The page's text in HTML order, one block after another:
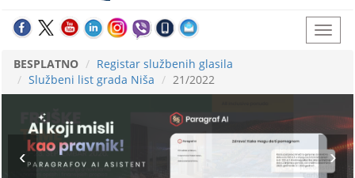
BESPLATNO
Registar službenih glasila
Službeni list grada Niša
21/2022